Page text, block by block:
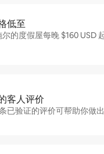
低至
的度假屋每晚 $160 USD
客人评价
已验证的评价可帮助你做